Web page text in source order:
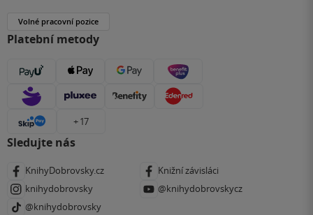
Volné pracovní pozice
Platební metody
+ 17
Sledujte nás
KnihyDobrovsky.cz
Knižní závisláci
knihydobrovsky
@knihydobrovskycz
@knihydobrovsky